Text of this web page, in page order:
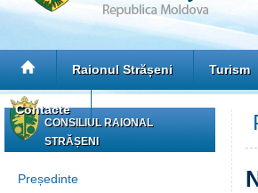
Raionul Strășeni Turism
Contacte
CONSILIUL RAIONAL
STRĂȘENI
Președinte